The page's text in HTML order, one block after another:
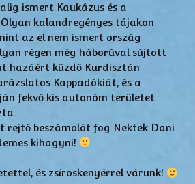
ismert Kaukázus és a
kalandregényes tájakon
az el nem ismert ország
régen még háborúval sújtott
hazáért küzdő Kurdisztán
Kappadókiát, és a
fekvő kis autonóm területet
rejtő beszámolót fog Nektek Dani
kihagyni!
és zsíroskenyérrel várunk!